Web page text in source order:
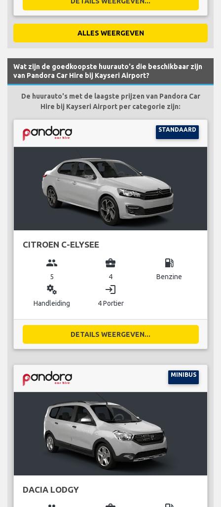
ALLES WEERGEVEN
Wat zijn de goedkoopste huurauto's die beschikbaar zijn
van Pandora Car Hire bij Kayseri Airport?
De huurauto's met de laagste prijzen van Pandora Car
Hire bij Kayseri Airport per categorie zijn:
STANDAARD
CITROEN C-ELYSEE
group
5
business_center
4
local_gas_station
Benzine
miscellaneous_services
Handleiding
login
4 Portier
DETAILS WEERGEVEN...
MINIBUS
DACIA LODGY